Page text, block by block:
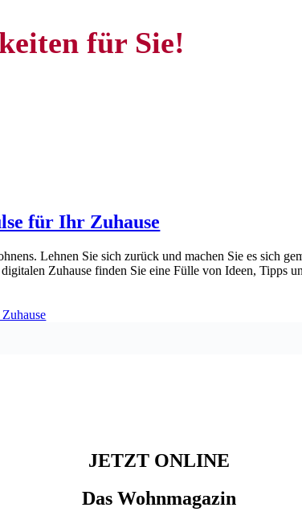
für Sie!
für Ihr Zuhause
Lehnen Sie sich zurück und machen Sie es sich
Zuhause finden Sie eine Fülle von Ideen, Tipps
JETZT ONLINE
Das Wohnmagazin